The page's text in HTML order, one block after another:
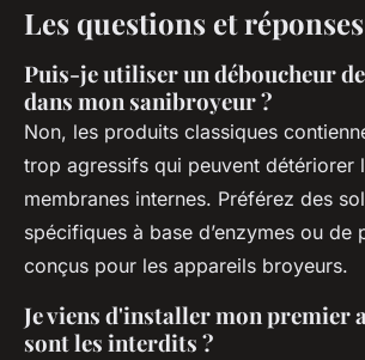
Les questions et
Puis-je utiliser un déboucheur
dans mon sanibroyeur ?
Non, les produits classiques
trop agressifs qui peuvent détériorer
membranes internes. Préférez des
spécifiques à base d’enzymes ou de
conçus pour les appareils broyeurs.
Je viens d'installer mon premier
sont les interdits ?